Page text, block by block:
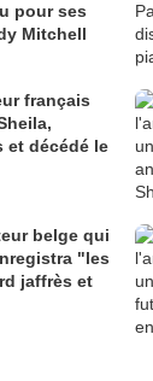
pour ses
Mitchell
français
et décédé le
belge qui
"les
jaffrès et